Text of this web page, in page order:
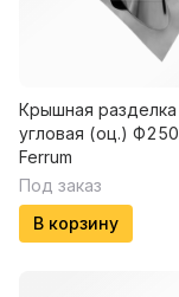
Крышная разделка
угловая (оц.) Ф250
Ferrum
Под заказ
В корзину